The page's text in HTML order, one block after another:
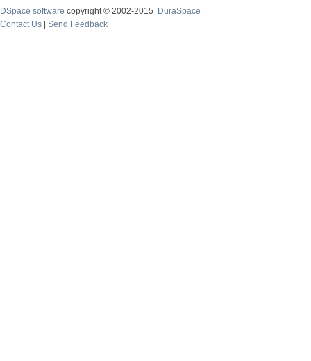
DSpace software copyright © 2002-2015
DuraSpace
Contact Us
Send Feedback